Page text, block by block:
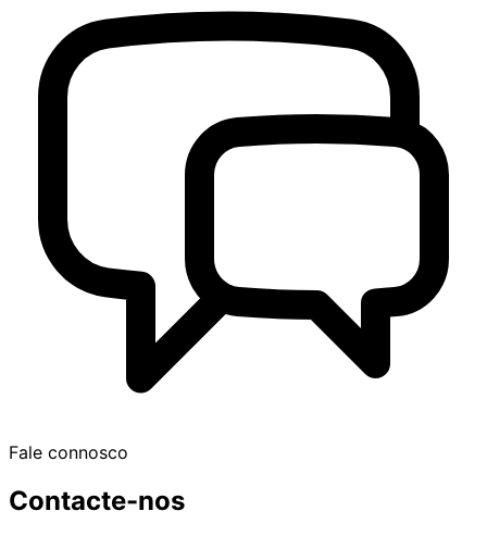
Fale connosco
Contacte-nos